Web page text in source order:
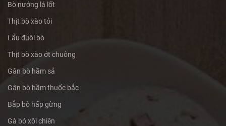
Bò nướng lá lốt
Thịt bò xào tỏi
Lẩu đuôi bò
Thịt bò xào ớt chuông
Gân bò hầm sả
Gân bò hầm thuốc bắc
Bắp bò hấp gừng
Gà bó xôi chiên